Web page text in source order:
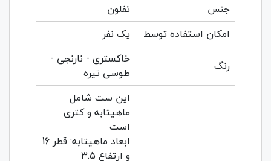
جنس
تفلون
امکان استفاده توسط
یک نفر
رنگ
خاکستری - نارنجی -
طوسی تیره
این ست شامل
ماهیتابه و کتری
است
ابعاد ماهیتابه: قطر 16
و ارتفاع 3.5